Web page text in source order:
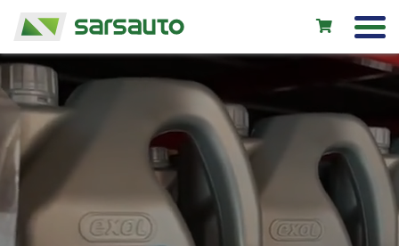
Exol eļļas
Autoserviss
Noma
Veikals